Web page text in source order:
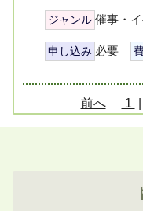
ジャンル 催事・
申し込み 必要
前へ 1